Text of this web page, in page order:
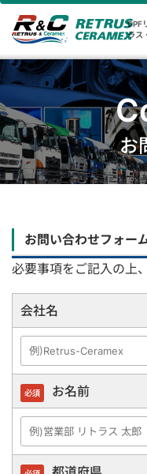
DPF
ラス
お
お問い合わせフォー
必要事項をご記入の上
会社名
必須 お名前